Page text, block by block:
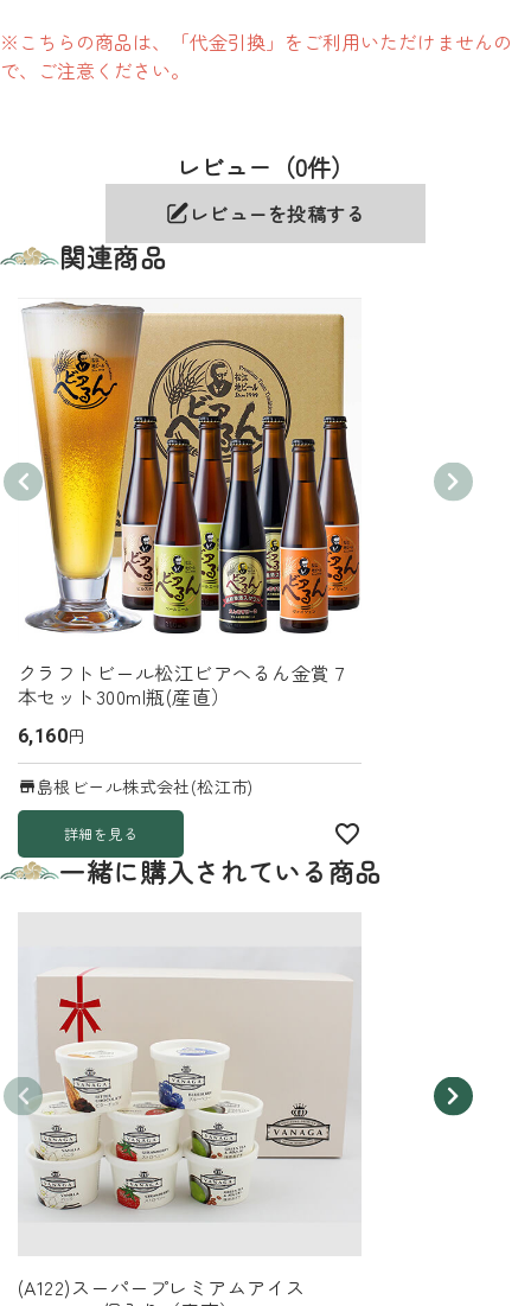
※こちらの商品は、「代金引換」をご利用いただけませんの
で、ご注意ください。
レビュー（0件）
レビューを投稿する
関連商品
クラフトビール松江ビアへるん金賞７
本セット300ml瓶(産直）
6,160円
島根ビール株式会社(松江市)
詳細を見る
一緒に購入されている商品
(A122)スーパープレミアムアイス